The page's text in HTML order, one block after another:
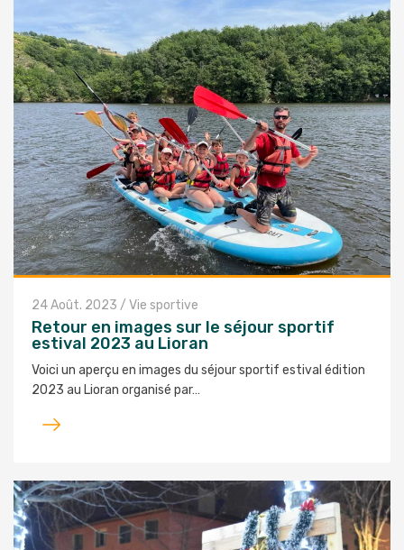
24 Août. 2023 / Vie sportive
Retour en images sur le séjour sportif
estival 2023 au Lioran
Voici un aperçu en images du séjour sportif estival édition
2023 au Lioran organisé par…
Lire
l'article